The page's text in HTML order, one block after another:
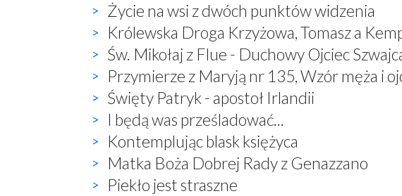
Życie na wsi z dwóch punktów widzenia
Królewska Droga Krzyżowa, Tomasz a
Św. Mikołaj z Flue - Duchowy Ojciec
Przymierze z Maryją nr 135, Wzór męża i
Święty Patryk - apostoł Irlandii
I będą was prześladować...
Kontemplując blask księżyca
Matka Boża Dobrej Rady z Genazzano
Piekło jest straszne